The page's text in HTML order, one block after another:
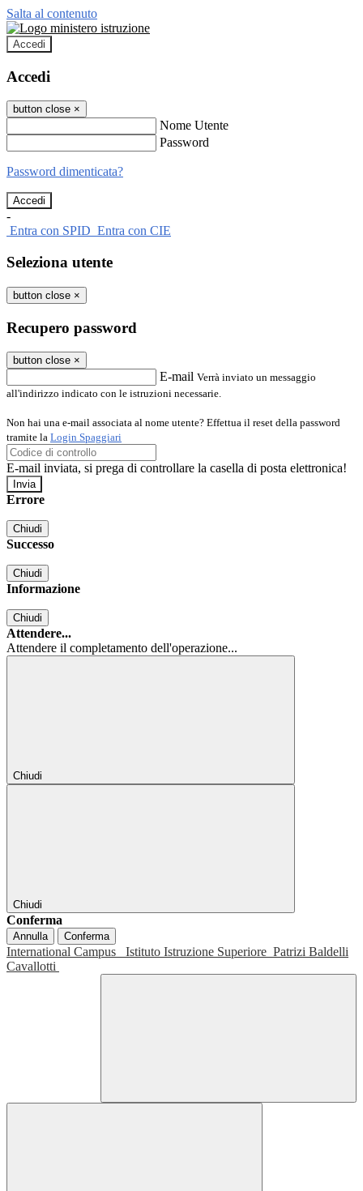
Salta al contenuto
Accedi
Accedi
button close ×
Nome Utente
Password
Password dimenticata?
-
Entra con SPID Entra con CIE
Seleziona utente
button close ×
Recupero password
button close ×
E-mail Verrà inviato un messaggio
all'indirizzo indicato con le istruzioni necessarie.
Non hai una e-mail associata al nome utente? Effettua il reset della password
tramite la Login Spaggiari
E-mail inviata, si prega di controllare la casella di posta elettronica!
Errore
Chiudi
Successo
Chiudi
Informazione
Chiudi
Attendere...
Attendere il completamento dell'operazione...
Chiudi
Chiudi
Conferma
Annulla Conferma
International Campus Istituto Istruzione Superiore Patrizi Baldelli
Cavallotti